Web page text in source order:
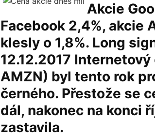
Akcie
Facebook 2,4%, akcie
klesly o 1,8%. Long
12.12.2017
AMZN) byl tento rok
černého. Přestože se
dál, nakonec na konci
zastavila.